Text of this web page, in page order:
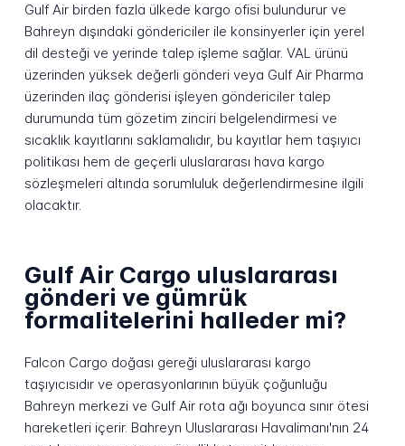
Gulf Air birden fazla ülkede kargo ofisi bulundurur ve
Bahreyn dışındaki göndericiler ile konsinyerler için yerel
dil desteği ve yerinde talep işleme sağlar. VAL ürünü
üzerinden yüksek değerli gönderi veya Gulf Air Pharma
üzerinden ilaç gönderisi işleyen göndericiler talep
durumunda tüm gözetim zinciri belgelendirmesi ve
sıcaklık kayıtlarını saklamalıdır, bu kayıtlar hem taşıyıcı
politikası hem de geçerli uluslararası hava kargo
sözleşmeleri altında sorumluluk değerlendirmesine ilgili
olacaktır.
Gulf Air Cargo uluslararası
gönderi ve gümrük
formalitelerini halleder mi?
Falcon Cargo doğası gereği uluslararası kargo
taşıyıcısıdır ve operasyonlarının büyük çoğunluğu
Bahreyn merkezi ve Gulf Air rota ağı boyunca sınır ötesi
hareketleri içerir. Bahreyn Uluslararası Havalimanı'nın 24